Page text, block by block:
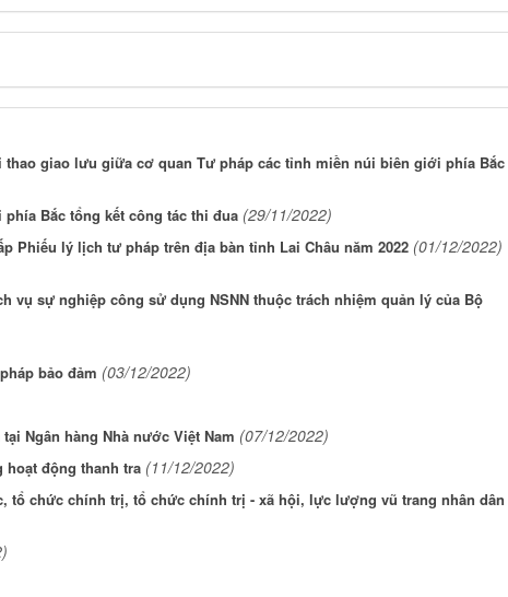
giao lưu giữa cơ quan Tư pháp các tỉnh miền núi biên giới phía Bắc
Bắc tổng kết công tác thi đua (29/11/2022)
Phiếu lý lịch tư pháp trên địa bàn tỉnh Lai Châu năm 2022 (01/12/2022)
vụ sự nghiệp công sử dụng NSNN thuộc trách nhiệm quản lý của Bộ
bảo đảm (03/12/2022)
Ngân hàng Nhà nước Việt Nam (07/12/2022)
động thanh tra (11/12/2022)
tổ chức chính trị, tổ chức chính trị - xã hội, lực lượng vũ trang nhân dân